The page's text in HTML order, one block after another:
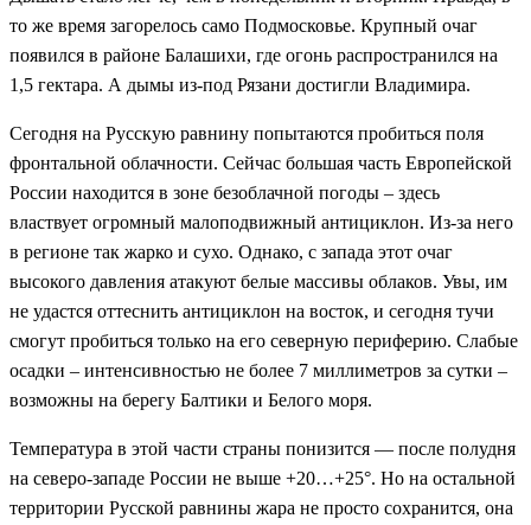
то же время загорелось само Подмосковье. Крупный очаг
появился в районе Балашихи, где огонь распространился на
1,5 гектара. А дымы из-под Рязани достигли Владимира.
Сегодня на Русскую равнину попытаются пробиться поля
фронтальной облачности. Сейчас большая часть Европейской
России находится в зоне безоблачной погоды – здесь
властвует огромный малоподвижный антициклон. Из-за него
в регионе так жарко и сухо. Однако, с запада этот очаг
высокого давления атакуют белые массивы облаков. Увы, им
не удастся оттеснить антициклон на восток, и сегодня тучи
смогут пробиться только на его северную периферию. Слабые
осадки – интенсивностью не более 7 миллиметров за сутки –
возможны на берегу Балтики и Белого моря.
Температура в этой части страны понизится — после полудня
на северо-западе России не выше +20…+25°. Но на остальной
территории Русской равнины жара не просто сохранится, она